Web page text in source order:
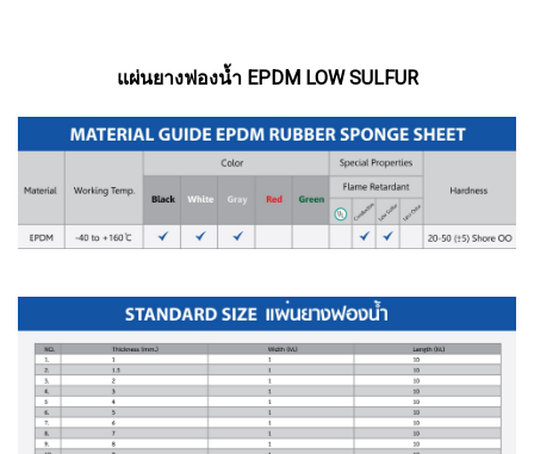
แผ่นยางฟองน้ำ EPDM LOW SULFUR